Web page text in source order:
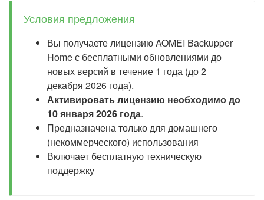
Условия предложения
Вы получаете лицензию AOMEI Backupper
Home с бесплатными обновлениями до
новых версий в течение 1 года (до 2
декабря 2026 года).
Активировать лицензию необходимо до
10 января 2026 года.
Предназначена только для домашнего
(некоммерческого) использования
Включает бесплатную техническую
поддержку